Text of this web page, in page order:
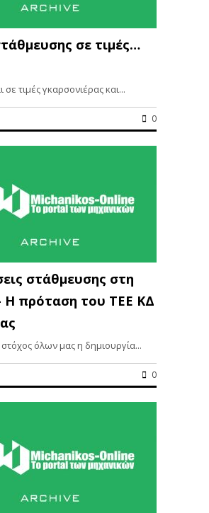
σε τιμές…
σε τιμές γκαρσονιέρας και...
0
στάθμευσης στη
Η πρόταση του ΤΕΕ ΚΔ
στόχος όλων μας η δημιουργία...
0